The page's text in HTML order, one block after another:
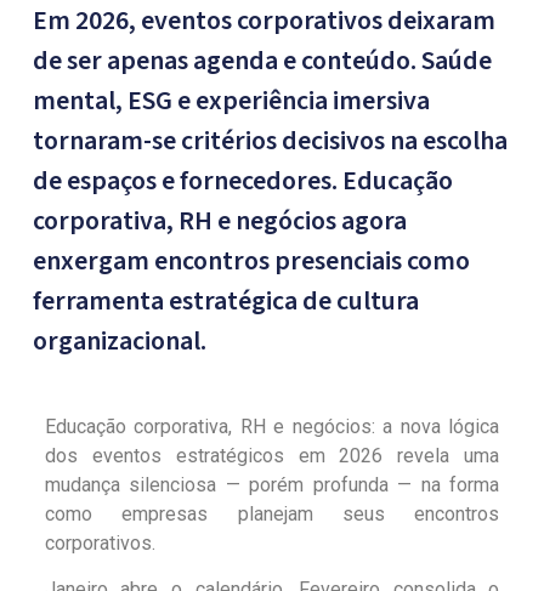
Em 2026, eventos corporativos deixaram
de ser apenas agenda e conteúdo. Saúde
mental, ESG e experiência imersiva
tornaram-se critérios decisivos na escolha
de espaços e fornecedores. Educação
corporativa, RH e negócios agora
enxergam encontros presenciais como
ferramenta estratégica de cultura
organizacional.
Educação corporativa, RH e negócios: a nova lógica
dos eventos estratégicos em 2026 revela uma
mudança silenciosa — porém profunda — na forma
como empresas planejam seus encontros
corporativos.